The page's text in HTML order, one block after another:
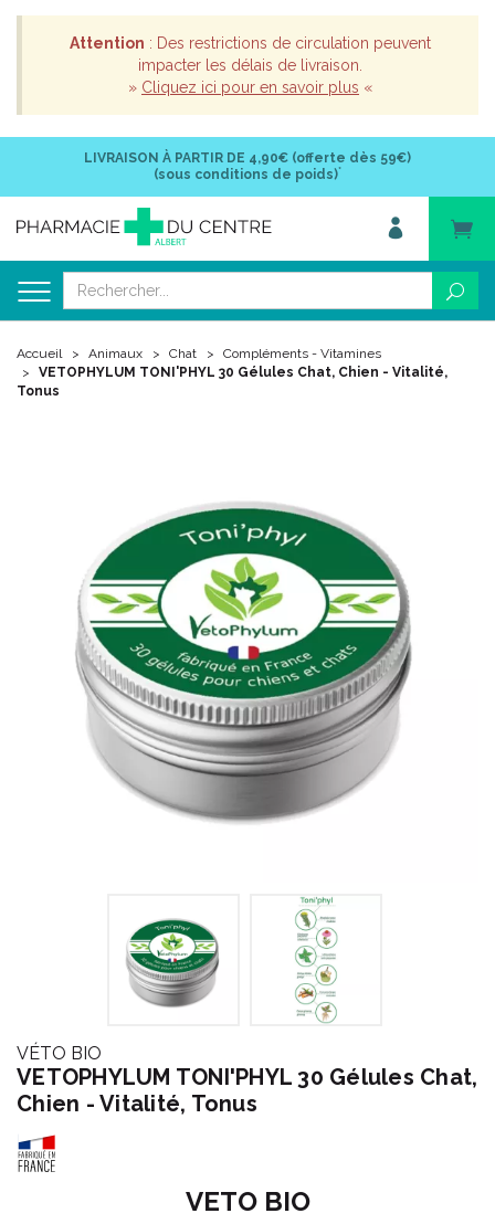
Attention : Des restrictions de circulation peuvent
impacter les délais de livraison.
» Cliquez ici pour en savoir plus «
LIVRAISON À PARTIR DE 4,90€ (offerte dès 59€)
(sous conditions de poids)*
Accueil Animaux Chat
Compléments - Vitamines
VETOPHYLUM TONI'PHYL 30 Gélules Chat, Chien - Vitalité,
Tonus
VÉTO BIO
VETOPHYLUM TONI'PHYL 30 Gélules Chat,
Chien - Vitalité, Tonus
VETO BIO